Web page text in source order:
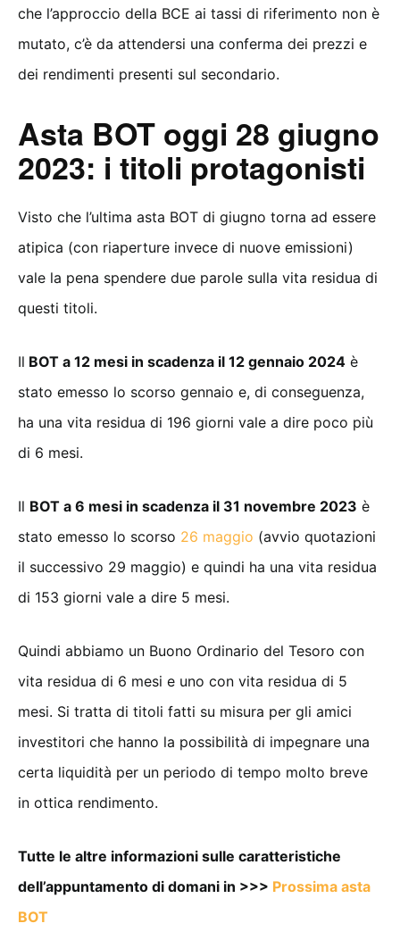
che l’approccio della BCE ai tassi di riferimento non è
mutato, c’è da attendersi una conferma dei prezzi e
dei rendimenti presenti sul secondario.
Asta BOT oggi 28 giugno
2023: i titoli protagonisti
Visto che l’ultima asta BOT di giugno torna ad essere
atipica (con riaperture invece di nuove emissioni)
vale la pena spendere due parole sulla vita residua di
questi titoli.
Il BOT a 12 mesi in scadenza il 12 gennaio 2024 è
stato emesso lo scorso gennaio e, di conseguenza,
ha una vita residua di 196 giorni vale a dire poco più
di 6 mesi.
Il BOT a 6 mesi in scadenza il 31 novembre 2023 è
stato emesso lo scorso 26 maggio (avvio quotazioni
il successivo 29 maggio) e quindi ha una vita residua
di 153 giorni vale a dire 5 mesi.
Quindi abbiamo un Buono Ordinario del Tesoro con
vita residua di 6 mesi e uno con vita residua di 5
mesi. Si tratta di titoli fatti su misura per gli amici
investitori che hanno la possibilità di impegnare una
certa liquidità per un periodo di tempo molto breve
in ottica rendimento.
Tutte le altre informazioni sulle caratteristiche
dell’appuntamento di domani in >>> Prossima asta
BOT